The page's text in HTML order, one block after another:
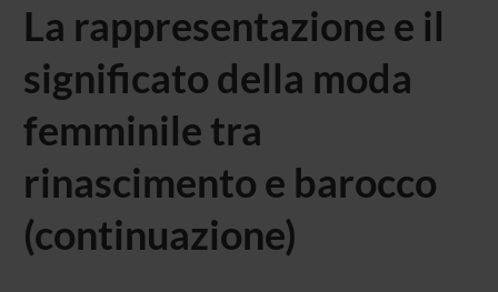
La rappresentazione e il
significato della moda
femminile tra
rinascimento e barocco
(continuazione)